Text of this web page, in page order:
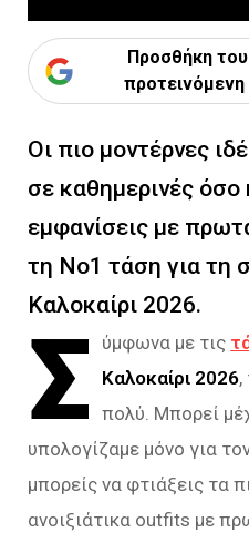
Προσθήκη
Οι πιο μοντέρνες
σε καθημερινές όσο
εμφανίσεις με
τη Νο1 τάση για τη
Καλοκαίρι 2026.
Σ ύμφωνα με τις
Καλοκαίρι 2026,
πολύ. Μπορεί
υπολογίζαμε μόνο για
μπορείς να φτιάξεις τα
ανοιξιάτικα outfits με